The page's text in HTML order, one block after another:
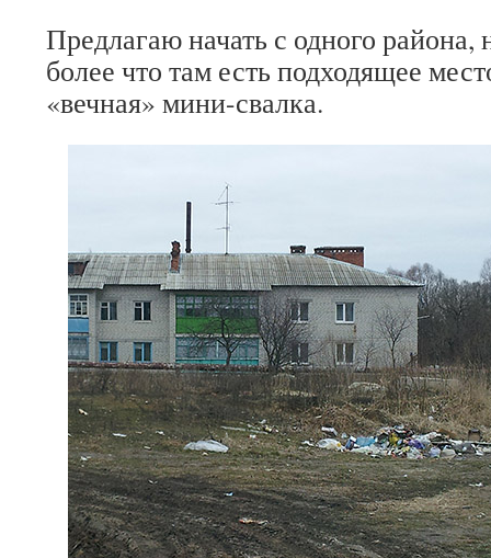
Предлагаю начать с одного
более что там есть подходящее
«вечная» мини-свалка.